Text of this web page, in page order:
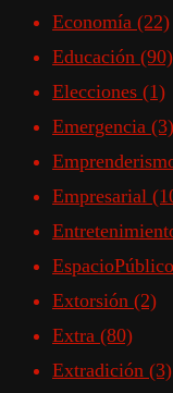
Economía (22)
Educación (90)
Elecciones (1)
Emergencia (3)
Empresarial
EspacioPúblico
Extorsión (2)
Extra (80)
Extradición (3)